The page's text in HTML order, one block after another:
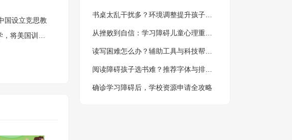
将美国训练
采用美国的
确诊学习障碍后，学校资源申请全攻略